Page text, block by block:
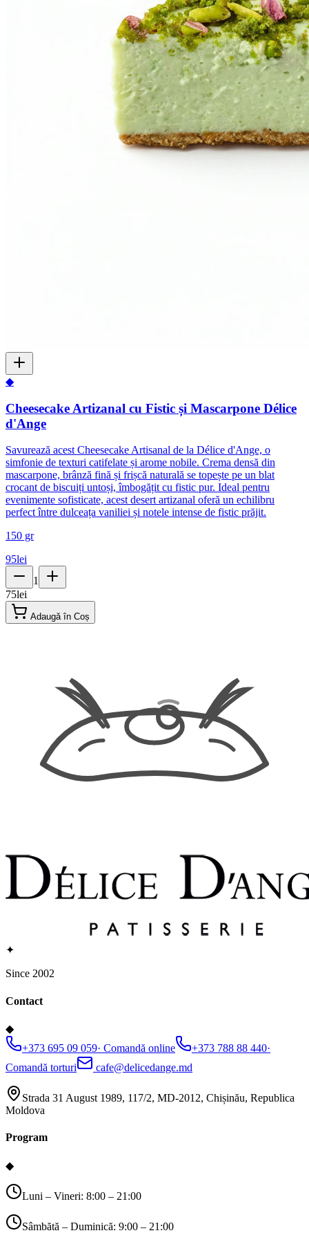
◆
Cheesecake Artizanal cu Fistic și Mascarpone Délice
d'Ange
Savurează acest Cheesecake Artisanal de la Délice d'Ange, o
simfonie de texturi catifelate și arome nobile. Crema densă din
mascarpone, brânză fină și frișcă naturală se topește pe un blat
crocant de biscuiți untoși, îmbogățit cu fistic pur. Ideal pentru
evenimente sofisticate, acest desert artizanal oferă un echilibru
perfect între dulceața vaniliei și notele intense de fistic prăjit.
150 gr
95lei
1
75lei
Adaugă în Coș
✦
Since 2002
Contact
◆
+373 695 09 059· Comandă online +373 788 88 440·
Comandă torturi
cafe@delicedange.md
Strada 31 August 1989, 117/2, MD-2012, Chișinău, Republica
Moldova
Program
◆
Luni – Vineri: 8:00 – 21:00
Sâmbătă – Duminică: 9:00 – 21:00